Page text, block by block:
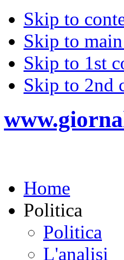
Skip to
Skip to
Skip to 1st
Skip to 2nd
Home
Politica
Politica
L'analisi